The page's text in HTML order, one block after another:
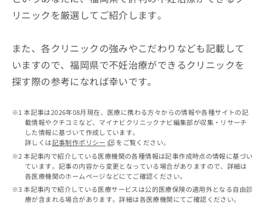
リニックを厳選してご紹介します。
また、各クリニックの強みやこだわりなども記載して
いますので、福岡県で不妊治療ができるクリニックを
探す際の参考になれば幸いです。
本記事は2026年08月現在、医療に携わる方々からの情報や各種サイトの記
載情報やクチコミなど、マイナビクリニックナビ編集部が収集・リサーチ
した情報に基づいて作成しています。
詳しくは記事制作ポリシー
をご覧ください。
本記事内で紹介している医療機関の各種情報は記事作成時点の情報に基づい
ています。記事の内容から変更となっている場合がありますので、詳細は
各医療機関のホームページなどにてご確認ください。
本記事内で紹介している医療サービスは公的医療保険の適用外となる自由診
療が含まれる場合があります。詳細は各医療機関にてご確認ください。
る
お
い
わ
せ
ち
らは
マイ
ナビ
クリ
ニッ
告
出
の
問
い
せ
ち
資
告
代
店
方
は
ち
広
稿